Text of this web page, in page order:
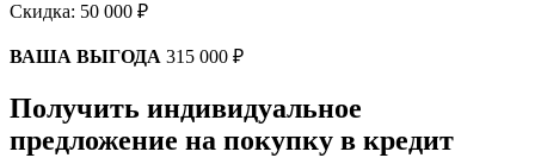
Скидка: 50 000 ₽
ВАША ВЫГОДА 315 000 ₽
Получить индивидуальное
предложение на покупку в кредит